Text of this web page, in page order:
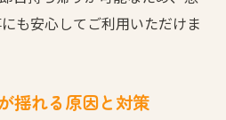
は仕事帰りにも便利な立地
は草加でデータ無事に完了
も安心してご利用いただけま
揺れる原因と対策